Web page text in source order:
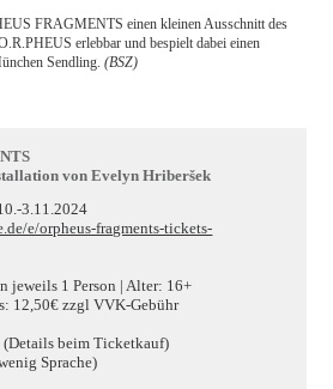
FRAGMENTS einen kleinen Ausschnitt des
erlebbar und bespielt dabei einen
Sendling.(BSZ)
von Evelyn Hriberšek
3.11.2024
e/orpheus-fragments-tickets-
1 Person | Alter: 16+
12,50€ zzgl VVK-Gebühr
beim Ticketkauf)
Sprache)